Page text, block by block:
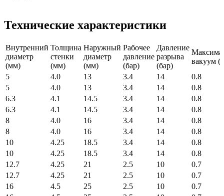
Технические характеристики
Внутренний
диаметр
(мм)
Толщина
стенки
(мм)
Наружный
диаметр
(мм)
Рабочее
давление
(бар)
Давление
разрыва
(бар)
вакуум
5
4.0 13 3.4 14
0.8
5
4.0 13 3.4 14
0.8
6.3
4.1 14.5 3.4 14
0.8
6.3
4.1 14.5 3.4 14
0.8
8
4.0 16 3.4 14
0.8
8
4.0 16 3.4 14
0.8
10
4.25 18.5 3.4 14
0.8
10
4.25 18.5 3.4 14
0.8
12.7
4.25 21 2.5 10
0.7
12.7
4.25 21 2.5 10
0.7
16
4.5 25 2.5 10
0.7